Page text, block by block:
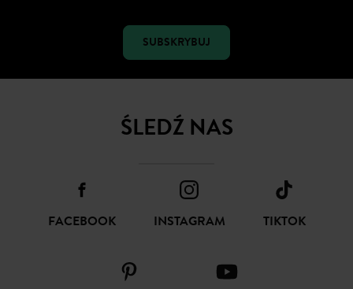
SUBSKRYBUJ
ŚLEDŹ NAS
FACEBOOK INSTAGRAM TIKTOK